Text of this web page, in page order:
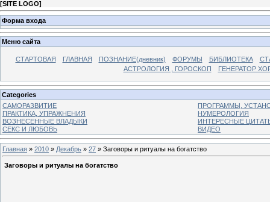
[SITE LOGO]
Форма входа
Меню сайта
СТАРТОВАЯ ГЛАВНАЯ ПОЗНАНИЕ(дневник) ФОРУМЫ БИБЛИОТЕКА
АСТРОЛОГИЯ , ГОРОСКОП
ГЕНЕРАТОР
Categories
САМОРАЗВИТИЕ
ПРОГРАММЫ,
ПРАКТИКА, УПРАЖНЕНИЯ
НУМЕРОЛОГИЯ
ВОЗНЕСЕННЫЕ ВЛАДЫКИ
ИНТЕРЕСНЫЕ
СЕКС И ЛЮБОВЬ
ВИДЕО
Главная » 2010 » Декабрь » 27 » Заговоры и ритуалы на богатство
Заговоры и ритуалы на богатство